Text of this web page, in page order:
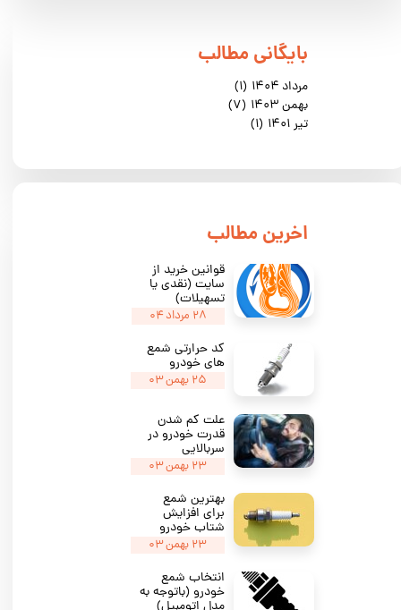
مرداد ۱۴۰۴
(۱)
بهمن ۱۴۰۳
(۷)
تیر ۱۴۰۱
(۱)
​بایگانی مطالب
​اخرین مطالب
قوانین خرید از
سایت (نقدی یا
تسهیلات)
۲۸ مرداد ۰۴
کد حرارتی شمع
های خودرو
۲۵ بهمن ۰۳
علت کم شدن
قدرت خودرو در
سربالایی
۲۳ بهمن ۰۳
بهترین شمع‌
برای افزایش
شتاب خودرو
۲۳ بهمن ۰۳
انتخاب شمع
خودرو (باتوجه به